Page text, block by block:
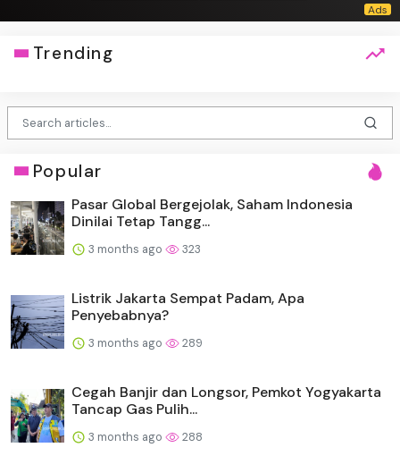
Trending
Popular
Pasar Global Bergejolak, Saham Indonesia
Dinilai Tetap Tangg...
3 months ago 323
Listrik Jakarta Sempat Padam, Apa
Penyebabnya?
3 months ago 289
Cegah Banjir dan Longsor, Pemkot Yogyakarta
Tancap Gas Pulih...
3 months ago 288